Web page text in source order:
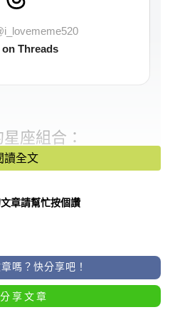
Threads
座組合：
越覺得「天選之
實的個性、價值觀、
讀全文
章請幫忙按個讚
嗎？快分享吧！
分享文章